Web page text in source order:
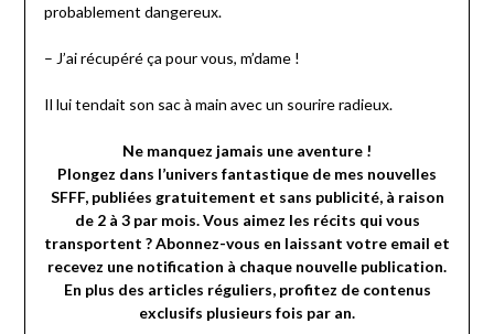
probablement dangereux.
– J’ai récupéré ça pour vous, m’dame !
Il lui tendait son sac à main avec un sourire radieux.
Ne manquez jamais une aventure !
Plongez dans l’univers fantastique de mes nouvelles
SFFF, publiées gratuitement et sans publicité, à raison
de 2 à 3 par mois. Vous aimez les récits qui vous
transportent ? Abonnez-vous en laissant votre email et
recevez une notification à chaque nouvelle publication.
En plus des articles réguliers, profitez de contenus
exclusifs plusieurs fois par an.